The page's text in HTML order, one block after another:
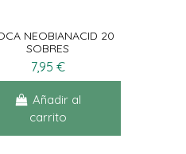
NEOBIANACID 20
SOBRES
7,95 €
Añadir al
carrito